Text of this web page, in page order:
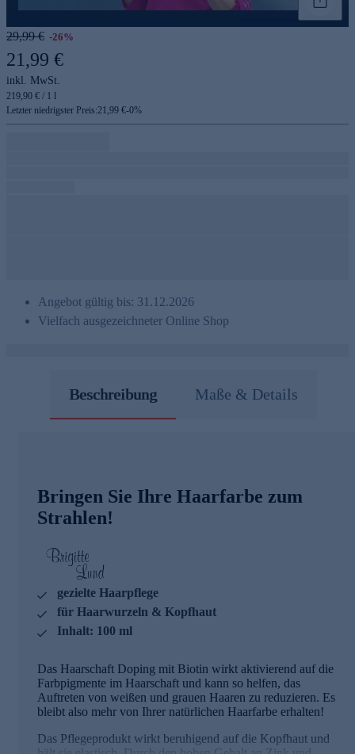
29,99 € -26%
21,99 €
inkl. MwSt.
219,90 € / 1 l
Letzter niedrigster Preis:21,99 €-0%
Angebot gültig bis: 31.12.2026
Vielfach ausgezeichneter Online Shop
Beschreibung Maße & Details
Bringen Sie Ihre Haarfarbe zum
Strahlen!
gezielte Haarpflege
für Haarwurzeln & Kopfhaut
Inhalt: 100 ml
Das Haarschaft Doping mit Biotin wirkt aktivierend auf die
Farbpigmente im Haarschaft und kann so helfen, das
Auftreten von weißen und grauen Haaren zu reduzieren. Es
bleibt also mehr von Ihrer natürlichen Haarfarbe erhalten!
Das Pflegeprodukt wirkt beruhigend auf die Kopfhaut und